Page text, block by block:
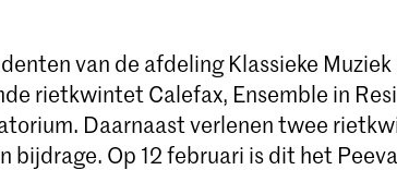
van de afdeling Klassieke
rietkwintet Calefax, Ensemble in
Daarnaast verlenen twee
bijdrage. Op 12 februari is dit het